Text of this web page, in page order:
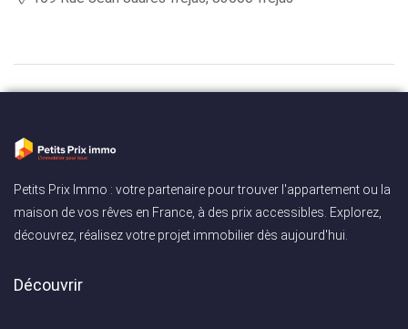
Petits Prix Immo : votre partenaire pour trouver l'appartement ou la
maison de vos rêves en France, à des prix accessibles. Explorez,
découvrez, réalisez votre projet immobilier dès aujourd'hui.
Découvrir